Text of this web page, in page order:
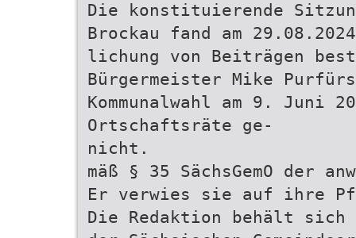
Die konstituierende
Brockau fand am
lichung von Beiträgen
Bürgermeister Mike
Kommunalwahl am 9. Juni
Ortschaftsräte ge-
nicht.
mäß § 35 SächsGemO der
Er verwies sie auf ihre
Die Redaktion behält